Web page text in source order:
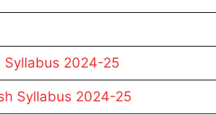
Syllabus 2024-25
Syllabus 2024-25